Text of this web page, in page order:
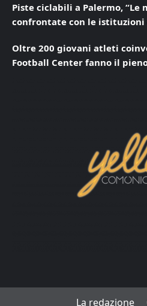
Piste ciclabili a Palermo, “Le
confrontate con le
Oltre 200 giovani atleti
Football Center fanno il
La redazione